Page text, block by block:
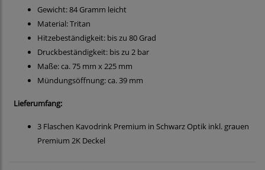
Gewicht: 84 Gramm leicht
Material: Tritan
Hitzebeständigkeit: bis zu 80 Grad
Druckbeständigkeit: bis zu 2 bar
Maße: ca. 75 mm x 225 mm
Mündungsöffnung: ca. 39 mm
Lieferumfang:
3 Flaschen Kavodrink Premium in Schwarz Optik inkl. grauen
Premium 2K Deckel